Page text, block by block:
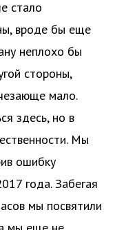
стало
вроде бы еще
неплохо бы
стороны,
мало.
здесь, но в
Мы
ошибку
года. Забегая
мы посвятили